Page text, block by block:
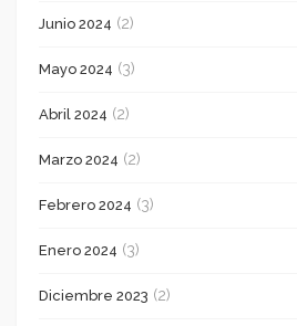
Junio 2024 (2)
Mayo 2024 (3)
Abril 2024 (2)
Marzo 2024 (2)
Febrero 2024 (3)
Enero 2024 (3)
Diciembre 2023 (2)